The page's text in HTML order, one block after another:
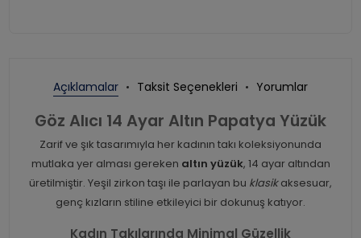
Açıklamalar Taksit Seçenekleri Yorumlar
Göz Alıcı 14 Ayar Altın Papatya Yüzük
Zarif ve şık tasarımıyla her kadının takı koleksiyonunda
mutlaka yer alması gereken altın yüzük, 14 ayar altından
üretilmiştir. Yeşil zirkon taşı ile parlayan bu klasikaksesuar,
genç kızların stiline etkileyici bir dokunuş katıyor.
Kadın Takılarında Minimal Güzellik